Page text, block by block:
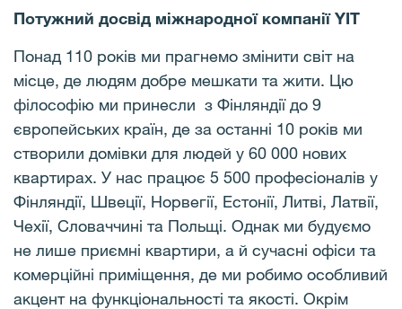
Потужний досвід міжнародної компанії YIT
Понад 110 років ми прагнемо змінити світ на
місце, де людям добре мешкати та жити. Цю
філософію ми принесли з Фінляндії до 9
європейських країн, де за останні 10 років ми
створили домівки для людей у ​​60 000 нових
квартирах. У нас працює 5 500 професіоналів у
Фінляндії, Швеції, Норвегії, Естонії, Литві, Латвії,
Чехії, Словаччині та Польщі. Однак ми будуємо
не лише приємні квартири, а й сучасні офіси та
комерційні приміщення, де ми робимо особливий
акцент на функціональності та якості. Окрім